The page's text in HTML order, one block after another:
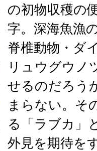
の初物収穫の
字。深海魚漁
脊椎動物・ダ
リュウグウノ
せるのだろう
まらない。そ
る「ラブカ」
外見を期待を